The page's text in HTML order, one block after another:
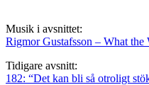
Musik i avsnittet:
Rigmor Gustafsson – What
Tidigare avsnitt:
182: “Det kan bli så otroligt